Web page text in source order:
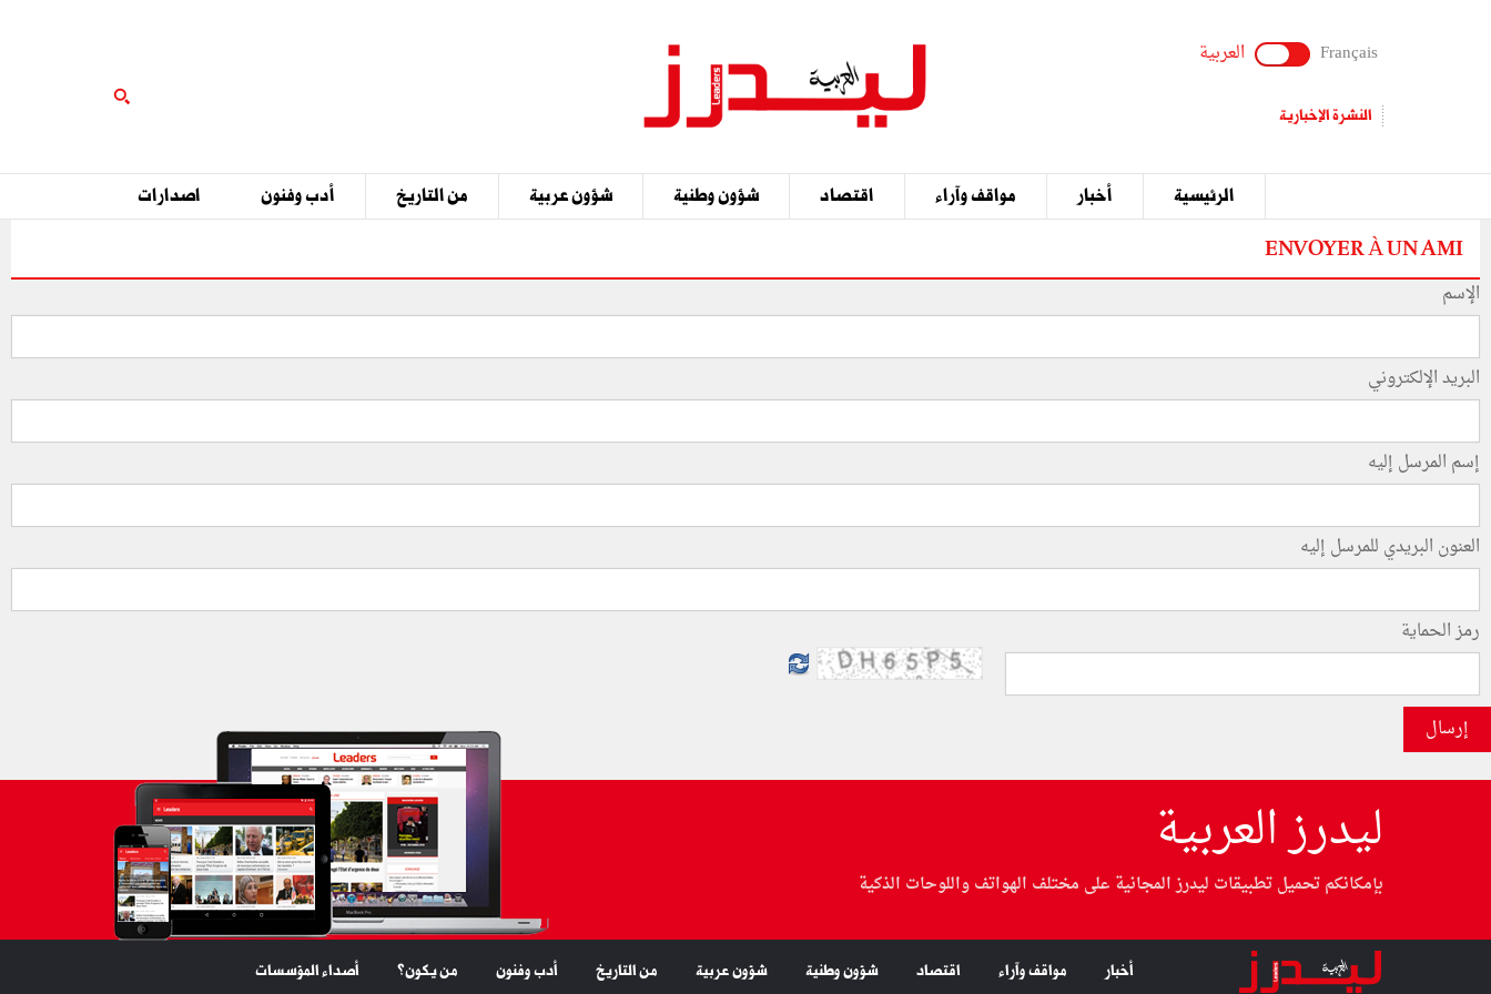
Français العربية
النشرة الإخبارية
الرئيسية أخبار مواقف وآراء اقتصاد شؤون وطنية شؤون عربية من التاريخ أدب وفنون اصدارات
ENVOYER À UN AMI
الإسم
البريد الإلكتروني
إسم المرسل إليه
العنون البريدي للمرسل إليه
رمز الحماية
إرسال
ليدرز العربية
بإمكانكم تحميل تطبيقات ليدرز المجانية على مختلف الهواتف واللوحات الذكية
أخبار مواقف وآراء اقتصاد شؤون وطنية شؤون عربية من التاريخ أدب وفنون من يكون؟ أصداء المؤسسات